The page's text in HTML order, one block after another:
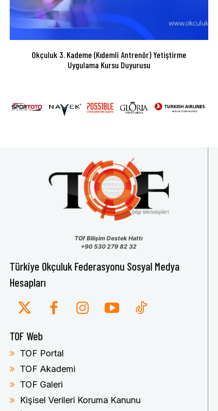
Okçuluk 3. Kademe (Kıdemli Antrenör) Yetiştirme
Uygulama Kursu Duyurusu
TOf Bilişim Destek Hattı
+90 530 279 82 32
Türkiye Okçuluk Federasyonu Sosyal Medya
Hesapları
TOF Web
TOF Portal
TOF Akademi
TOF Galeri
Kişisel Verileri Koruma Kanunu